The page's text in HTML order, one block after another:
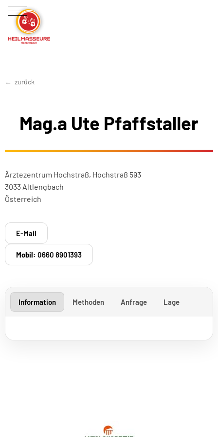
zurück
Mag.a Ute Pfaffstaller
Ärztezentrum Hochstraß, Hochstraß 593
3033 Altlengbach
Österreich
E-Mail
Mobil: 0660 8901393
Information Methoden Anfrage Lage